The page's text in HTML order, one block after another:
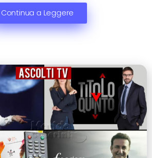
Continua a Leggere